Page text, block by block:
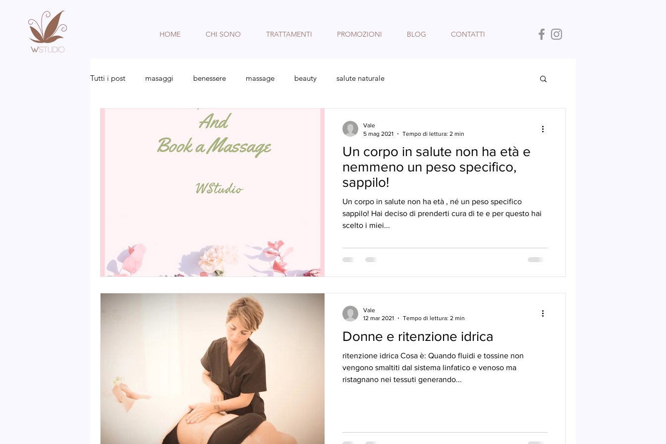
HOME CHI SONO TRATTAMENTI PROMOZIONI BLOG CONTATTI
Tutti i post masaggi benessere massage beauty salute naturale
Un corpo in salute non ha età e
nemmeno un peso specifico,
sappilo!
Un corpo in salute non ha età , né un peso specifico
sappilo! Hai deciso di prenderti cura di te e per questo hai
scelto i miei...
Vale
5 mag 2021
Tempo di lettura: 2 min
Donne e ritenzione idrica
ritenzione idrica Cosa è: Quando fluidi e tossine non
vengono smaltiti dal sistema linfatico e venoso ma
ristagnano nei tessuti generando...
Vale
12 mar 2021
Tempo di lettura: 2 min